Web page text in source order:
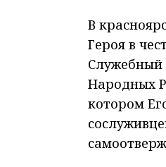
В
Героя в
Служебный
Народных
котором